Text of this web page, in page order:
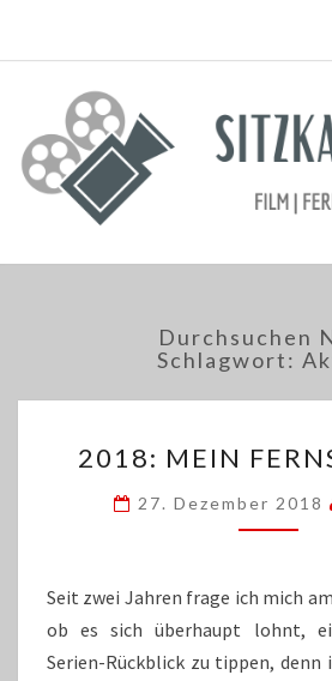
Durchsuchen
Schlagwort:
MEIN
2018: MEIN
27. Dezember 2018
Seit zwei Jahren frage ich mich
ob es sich überhaupt lohnt,
Serien-Rückblick zu tippen, denn